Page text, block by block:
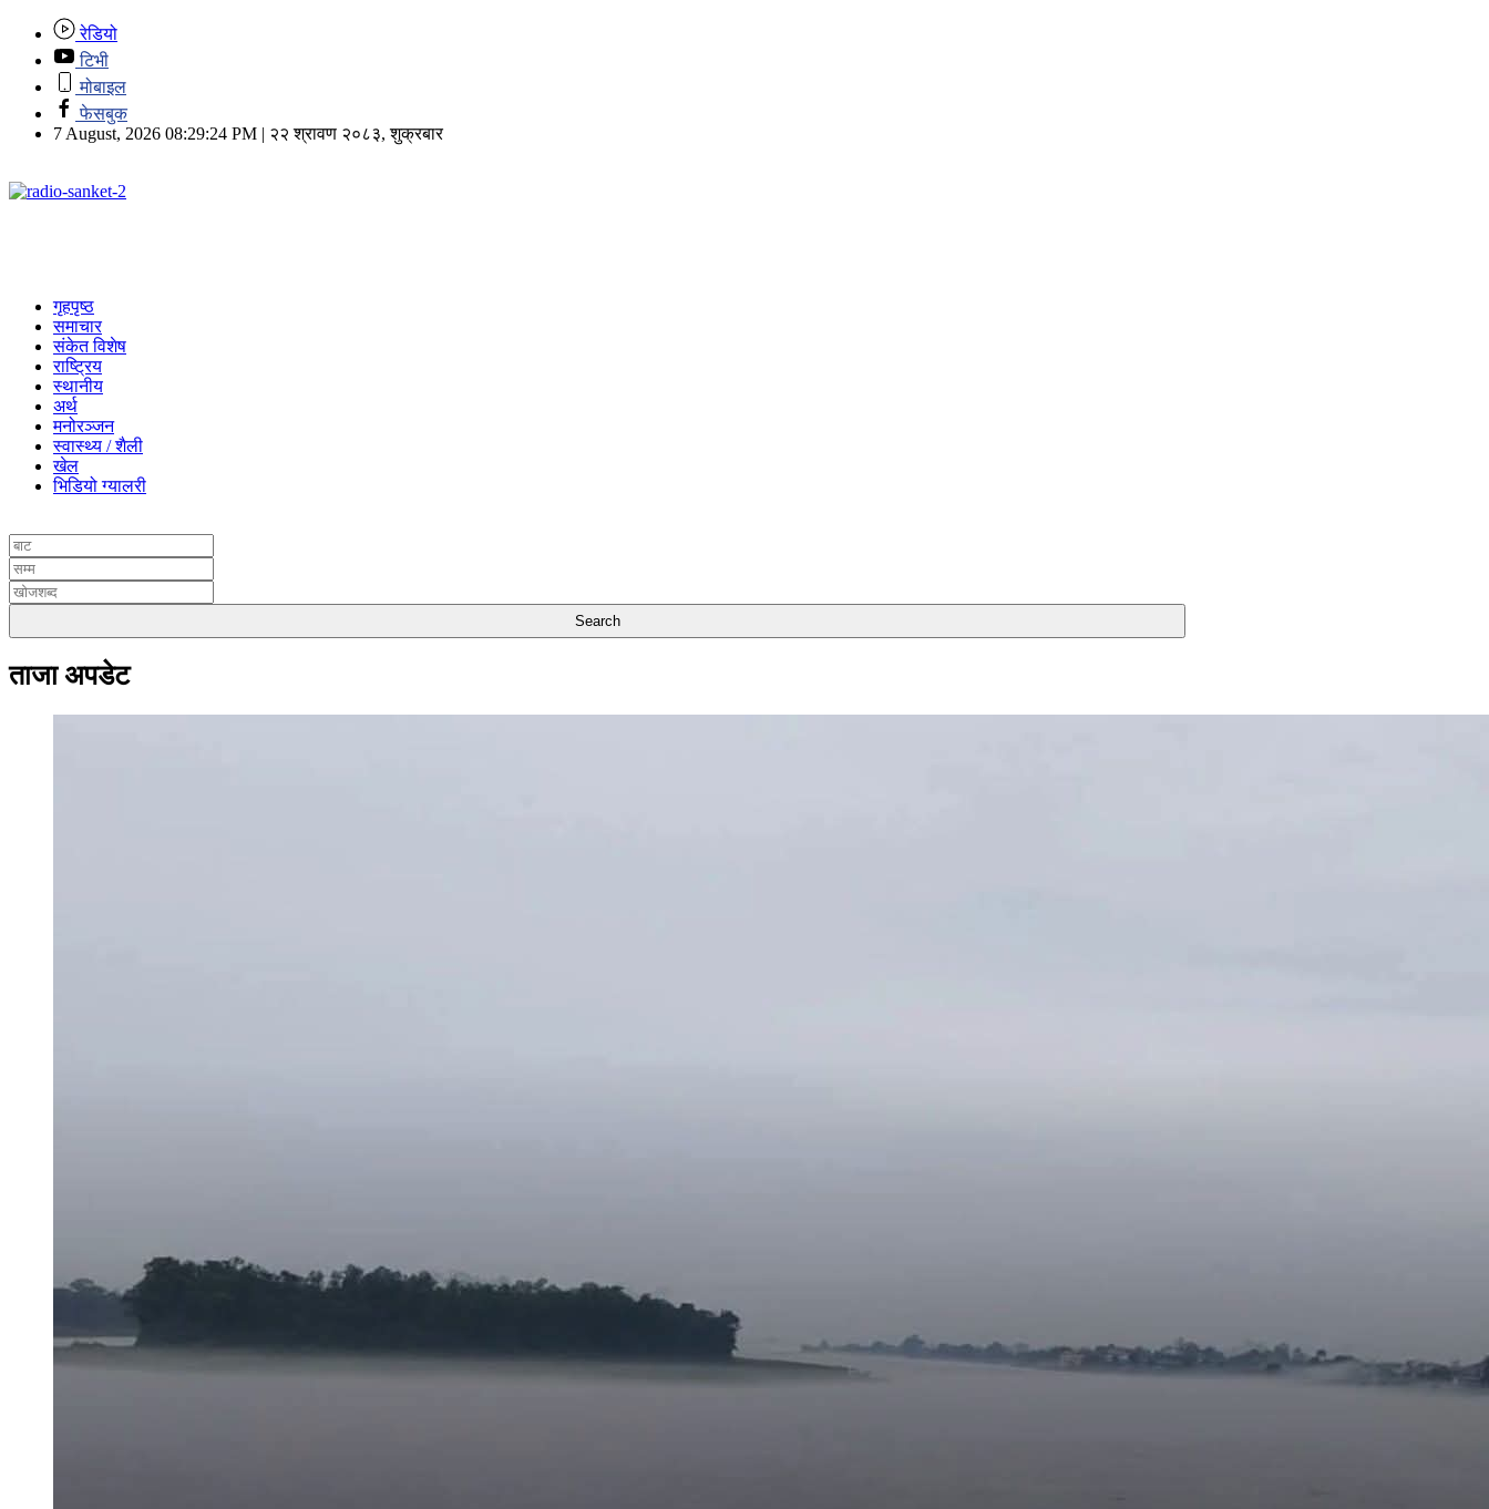
रेडियो
टिभी
मोबाइल
फेसबुक
7 August, 2026 08:29:24 PM | २२ श्रावण २०८३, शुक्रबार
गृहपृष्ठ
समाचार
संकेत विशेष
राष्ट्रिय
स्थानीय
अर्थ
मनोरञ्जन
स्वास्थ्य / शैली
खेल
भिडियो ग्यालरी
ताजा अपडेट